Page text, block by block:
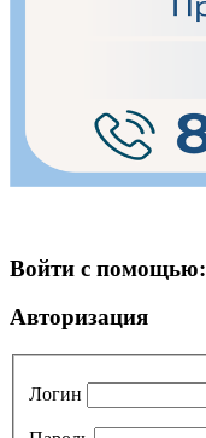
Войти с помощью:
Авторизация
Логин